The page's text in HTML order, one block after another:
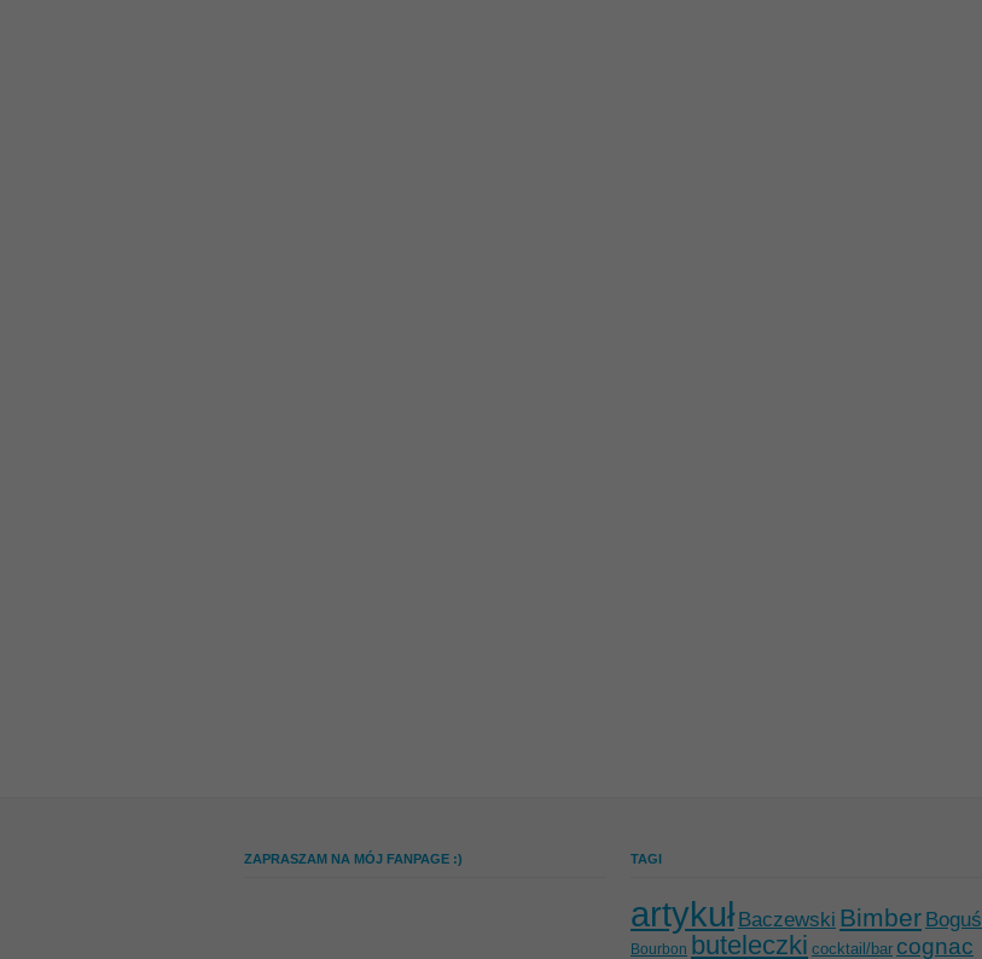
ZAPRASZAM NA MÓJ FANPAGE :) TAGI
artykuł Baczewski Bimber Boguś
Bourbon buteleczki cocktail/bar cognac